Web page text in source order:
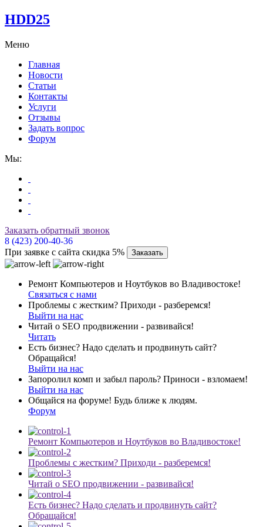
HDD25
Меню
Главная
Новости
Статьи
Контакты
Услуги
Отзывы
Задать вопрос
Форум
Мы:
Заказать обратный звонок
8 (423) 200-40-36
При заявке с сайта скидка 5%
Заказать
Ремонт Компьютеров и Ноутбуков во Владивостоке!
Связаться с нами
Проблемы с жестким? Приходи - разберемся!
Выйти на нас
Читай о SEO продвижении - развивайся!
Читать
Есть бизнес? Надо сделать и продвинуть сайт?
Обращайся!
Выйти на нас
Запоролил комп и забыл пароль? Приноси - взломаем!
Выйти на нас
Общайся на форуме! Будь ближе к людям.
Форум
Ремонт Компьютеров и Ноутбуков во Владивостоке!
Проблемы с жестким? Приходи - разберемся!
Читай о SEO продвижении - развивайся!
Есть бизнес? Надо сделать и продвинуть сайт?
Обращайся!